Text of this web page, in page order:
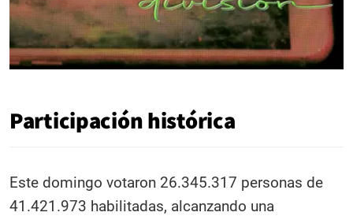
Participación histórica
Este domingo votaron 26.345.317 personas de
41.421.973 habilitadas, alcanzando una